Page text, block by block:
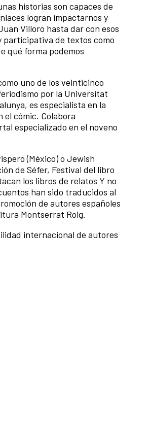
historias son capaces de
logran impactarnos y
Villoro hasta dar con esos
participativa de textos como
qué forma podemos
uno de los veinticinco
por la Universitat
es especialista en la
cómic. Colabora
especializado en el noveno
(México) o Jewish
de Séfer, Festival del libro
los libros de relatos Y no
han sido traducidos al
de autores españoles
Montserrat Roig.
internacional de autores